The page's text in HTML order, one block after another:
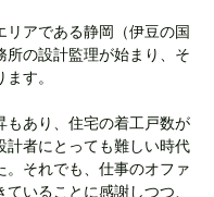
リアである静岡（伊豆の国
所の設計監理が始まり、そ
す。
もあり、住宅の着工戸数が
計者にとっても難しい時代
。それでも、仕事のオファ
いることに感謝しつつ、